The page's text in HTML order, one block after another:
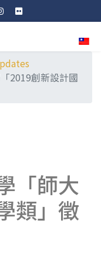
2019創新設計國
「師大
類」徵